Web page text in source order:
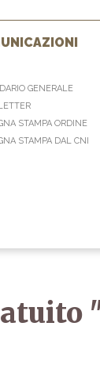
GENERALE
STAMPA ORDINE
STAMPA DAL CNI